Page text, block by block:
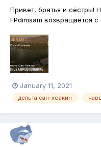
Привет, братья и сёстры!
FPdimsam возвращается с
солнечную Калифорнию,
рыбалка в дельте реки
вперёд, за лавраком,
January 11, 2021
дельта сан-хоакин